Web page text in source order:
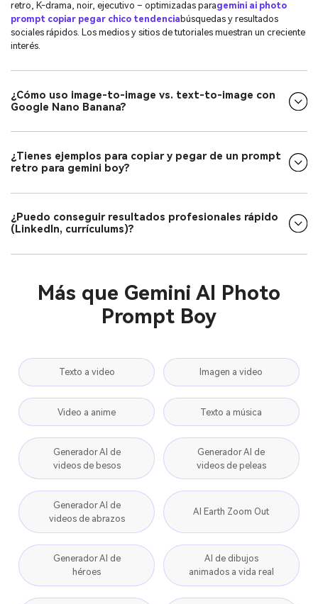
retro, K-drama, noir, ejecutivo – optimizadas paragemini ai photo
prompt copiar pegar chico tendenciabúsquedas y resultados
sociales rápidos. Los medios y sitios de tutoriales muestran un creciente
interés.
¿Cómo uso image-to-image vs. text-to-image con
Google Nano Banana?
¿Tienes ejemplos para copiar y pegar de un prompt
retro para gemini boy?
¿Puedo conseguir resultados profesionales rápido
(LinkedIn, currículums)?
Más que Gemini AI Photo
Prompt Boy
Texto a video Imagen a video
Video a anime Texto a música
Generador AI de
videos de besos
Generador AI de
videos de peleas
Generador AI de
videos de abrazos
AI Earth Zoom Out
Generador AI de
héroes
AI de dibujos
animados a vida real